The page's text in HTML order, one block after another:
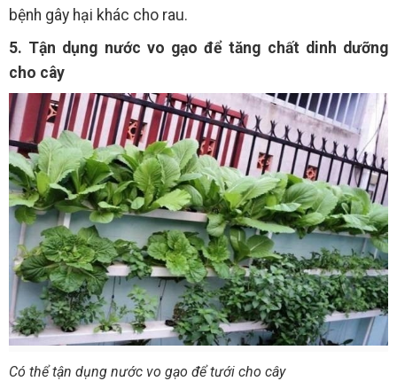
bệnh gây hại khác cho rau.
5. Tận dụng nước vo gạo để tăng chất dinh dưỡng
cho cây
Có thể tận dụng nước vo gạo để tưới cho cây